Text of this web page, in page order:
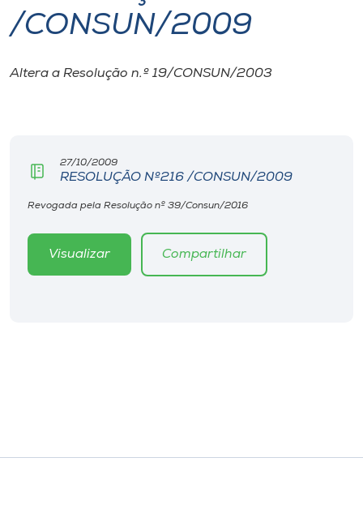
I.nova
CPA
Editora
/CONSUN/2009
Altera a Resolução n.º 19/CONSUN/2003
27/10/2009
RESOLUÇÃO Nº216 /CONSUN/2009
Revogada pela Resolução nº 39/Consun/2016
Visualizar Compartilhar